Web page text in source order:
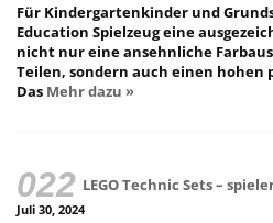
Für Kindergartenkinder und
Education Spielzeug eine
nicht nur eine ansehnliche
Teilen, sondern auch einen hohen
Das Mehr dazu »
LEGO Technic Sets –
Juli 30, 2024